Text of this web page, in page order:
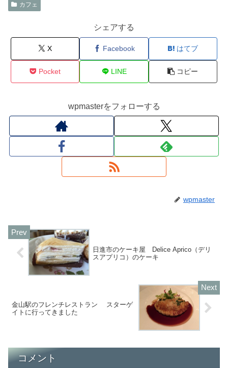
カフェ
シェアする
X Facebook はてブ
Pocket LINE コピー
wpmasterをフォローする
wpmaster
日進市のケーキ屋 Delice Aprico（デリ
スアプリコ）のケーキ
金山駅のフレンチレストラン スターゲ
イトに行ってきました
コメント